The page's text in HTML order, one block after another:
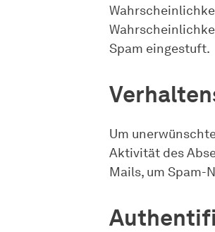
Spam eingestuft.
Um
Aktivität des
Mails, um Spam-